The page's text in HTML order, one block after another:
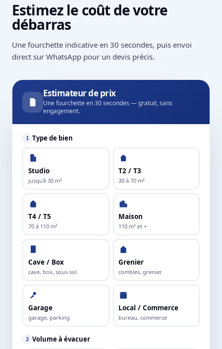
Estimez le coût de votre
débarras
Une fourchette indicative en 30 secondes, puis envoi
direct sur WhatsApp pour un devis précis.
Estimateur de prix
Une fourchette en 30 secondes — gratuit, sans
engagement.
1 Type de bien
Studio
jusqu'à 30 m²
T2 / T3
30 à 70 m²
T4 / T5
70 à 110 m²
Maison
110 m² et +
Cave / Box
cave, box, sous-sol
Grenier
combles, grenier
Garage
garage, parking
Local / Commerce
bureau, commerce
2 Volume à évacuer